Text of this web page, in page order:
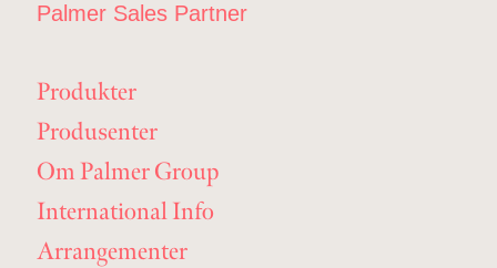
Palmer Sales Partner
Produkter
Produsenter
Om Palmer Group
International Info
Arrangementer